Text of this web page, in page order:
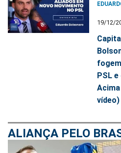
19/12/
PSL
vídeo)
ALIANÇA PELO